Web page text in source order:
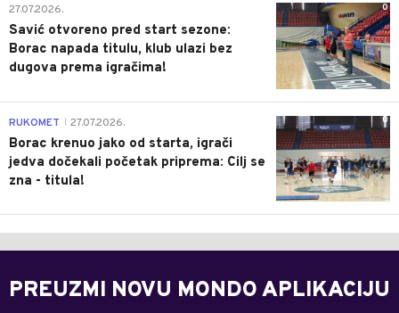
0
27.07.2026.
Savić otvoreno pred start sezone:
Borac napada titulu, klub ulazi bez
dugova prema igračima!
0
RUKOMET 27.07.2026.
Borac krenuo jako od starta, igrači
jedva dočekali početak priprema: Cilj se
zna - titula!
PREUZMI NOVU MONDO APLIKACIJU